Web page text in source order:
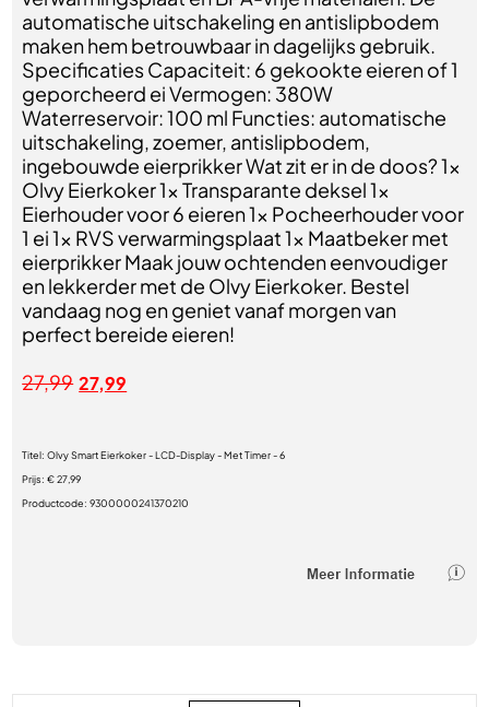
automatische uitschakeling en antislipbodem
maken hem betrouwbaar in dagelijks gebruik.
Specificaties Capaciteit: 6 gekookte eieren of 1
geporcheerd ei Vermogen: 380W
Waterreservoir: 100 ml Functies: automatische
uitschakeling, zoemer, antislipbodem,
ingebouwde eierprikker Wat zit er in de doos? 1×
Olvy Eierkoker 1× Transparante deksel 1×
Eierhouder voor 6 eieren 1× Pocheerhouder voor
1 ei 1× RVS verwarmingsplaat 1× Maatbeker met
eierprikker Maak jouw ochtenden eenvoudiger
en lekkerder met de Olvy Eierkoker. Bestel
vandaag nog en geniet vanaf morgen van
perfect bereide eieren!
27,99 27,99
Titel:Olvy Smart Eierkoker - LCD-Display - Met Timer - 6
Prijs:€ 27,99
Productcode:9300000241370210